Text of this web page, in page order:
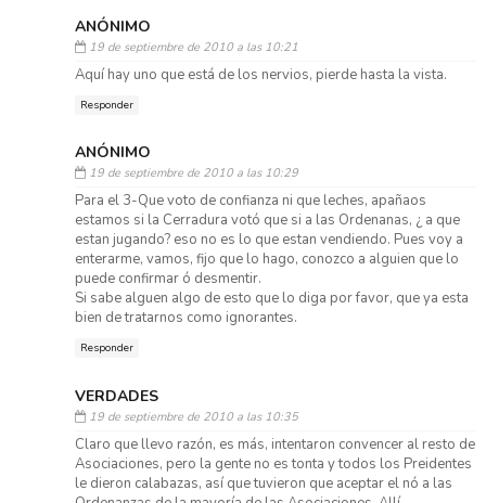
ANÓNIMO
19 de septiembre de 2010 a las 10:21
Aquí hay uno que está de los nervios, pierde hasta la vista.
Responder
ANÓNIMO
19 de septiembre de 2010 a las 10:29
Para el 3-Que voto de confianza ni que leches, apañaos
estamos si la Cerradura votó que si a las Ordenanas, ¿ a que
estan jugando? eso no es lo que estan vendiendo. Pues voy a
enterarme, vamos, fijo que lo hago, conozco a alguien que lo
puede confirmar ó desmentir.
Si sabe alguen algo de esto que lo diga por favor, que ya esta
bien de tratarnos como ignorantes.
Responder
VERDADES
19 de septiembre de 2010 a las 10:35
Claro que llevo razón, es más, intentaron convencer al resto de
Asociaciones, pero la gente no es tonta y todos los Preidentes
le dieron calabazas, así que tuvieron que aceptar el nó a las